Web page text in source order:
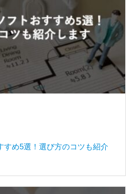
すめ5選！選び方のコツも紹介